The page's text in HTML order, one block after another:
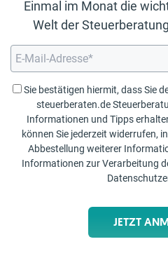
Einmal im Monat die
Welt der
Sie bestätigen hiermit, dass Sie
steuerberaten.de
Informationen und Tipps
können Sie jederzeit widerrufen,
Abbestellung weiterer Informationen enthalten sein. Weitere
Informationen zur Verarbeitung
JETZT